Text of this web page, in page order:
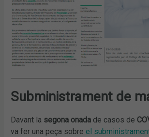
Subministrament de
Davant la segona onada de casos de
va fer una peça sobreel